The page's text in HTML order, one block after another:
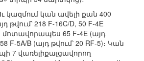
կազմում կան ավելի քան 400
թվում՝ 218 F-16C/D, 50 F-4E
մոտավորապես 65 F-4E (այդ
F-5A/B (այդ թվում՝ 20 RF-5)։ Կան
7 վառելիքալցավորող